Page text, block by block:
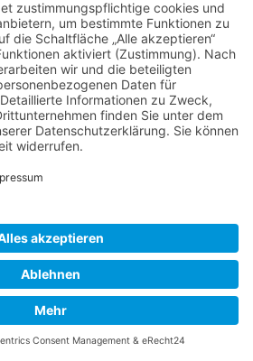
mit Shariff
Elemente von sozialen Medien
X, Instagram, Pinterest, XING,
können Sie in der Regel anhand
Website zu gewährleisten, verwenden
zusammen mit der sogenannten
Anwendung verhindert, dass die auf
Social-Media-Elemente Ihre
schon beim ersten Betreten der
Anbieter übertragen.